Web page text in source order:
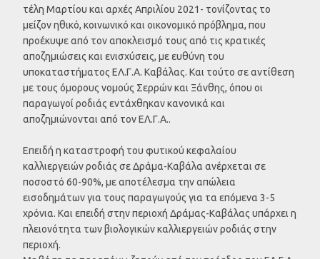
τέλη Μαρτίου και αρχές Απριλίου 2021- τονίζοντας το
μείζον ηθικό, κοινωνικό και οικονομικό πρόβλημα, που
προέκυψε από τον αποκλεισμό τους από τις κρατικές
αποζημιώσεις και ενισχύσεις, με ευθύνη του
υποκαταστήματος ΕΛ.Γ.Α. Καβάλας. Και τούτο σε αντίθεση
με τους όμορους νομούς Σερρών και Ξάνθης, όπου οι
παραγωγοί ροδιάς εντάχθηκαν κανονικά και
αποζημιώνονται από τον ΕΛ.Γ.Α..
Επειδή η καταστροφή του φυτικού κεφαλαίου
καλλιεργειών ροδιάς σε Δράμα-Καβάλα ανέρχεται σε
ποσοστό 60-90%, με αποτέλεσμα την απώλεια
εισοδημάτων για τους παραγωγούς για τα επόμενα 3-5
χρόνια. Και επειδή στην περιοχή Δράμας-Καβάλας υπάρχει η
πλειονότητα των βιολογικών καλλιεργειών ροδιάς στην
περιοχή.